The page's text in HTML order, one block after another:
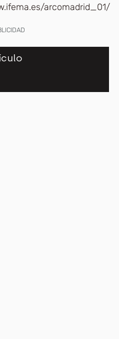
arcomadrid_01/